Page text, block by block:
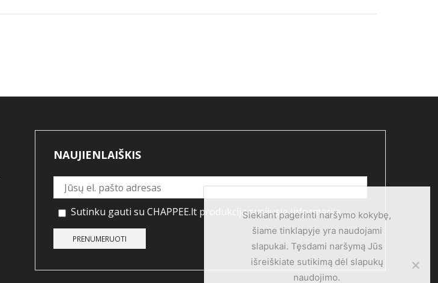
NAUJIENLAIŠKIS
Sutinku gauti su CHAPPEE.lt produkcija susijusią informaciją
Siekiant pagerinti naršymo kokybę,
šiame tinklapyje yra naudojami
slapukai. Tęsdami naršymą Jūs
išreiškiate sutikimą dėl slapukų
naudojimo.